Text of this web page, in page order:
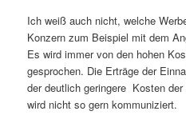
Ich weiß auch nicht, welche
Konzern zum Beispiel mit dem
Es wird immer von den hohen
gesprochen. Die Erträge der
der deutlich geringere Kosten
wird nicht so gern kommuniziert.